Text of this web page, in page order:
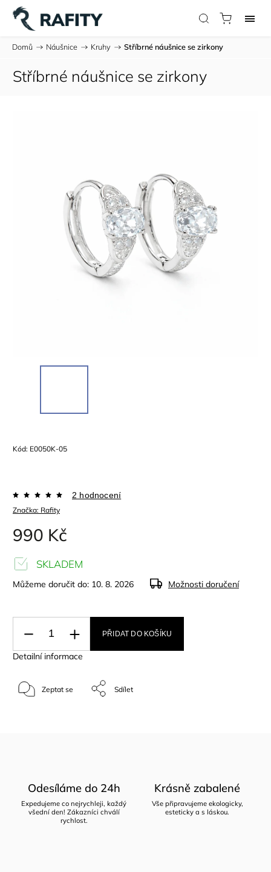
Domů / Náušnice / Kruhy / Stříbrné náušnice se zirkony
Stříbrné náušnice se zirkony
Kód: E0050K-05
Značka: Rafity
2 hodnocení
990 Kč
SKLADEM
Můžeme doručit do: 10. 8. 2026 Možnosti doručení
PŘIDAT DO KOŠÍKU
Detailní informace
Zeptat se Sdílet
Odesíláme do 24h
Expedujeme co nejrychleji, každý
všední den! Zákazníci chválí
rychlost.
Krásně zabalené
Vše připravujeme ekologicky,
esteticky a s láskou.